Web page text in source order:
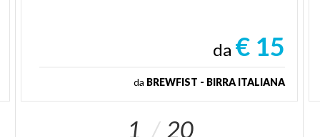
da € 15
da BREWFIST - BIRRA ITALIANA
1 20